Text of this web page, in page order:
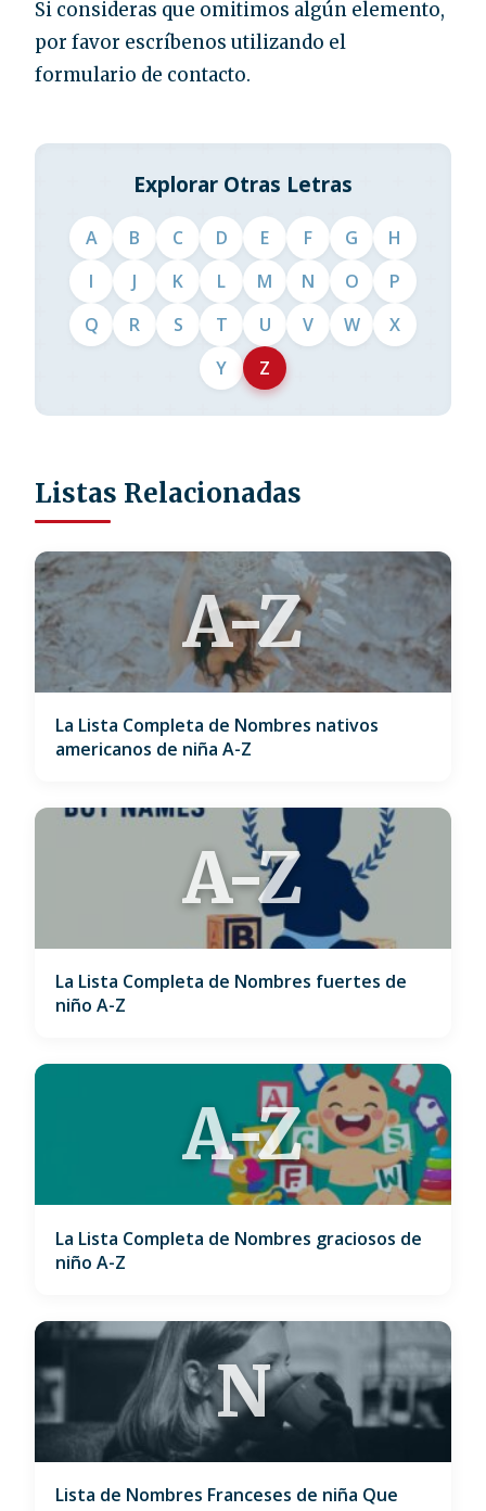
Si consideras que omitimos algún elemento,
por favor escríbenos utilizando el
formulario de contacto.
Explorar Otras Letras
A B C D E F G
H
I
J K L M N O
P
Q
R S T U V W
X
Y
Z
Listas Relacionadas
A-Z
La Lista Completa de Nombres nativos
americanos de niña A-Z
A-Z
La Lista Completa de Nombres fuertes de
niño A-Z
A-Z
La Lista Completa de Nombres graciosos de
niño A-Z
N
Lista de Nombres Franceses de niña Que